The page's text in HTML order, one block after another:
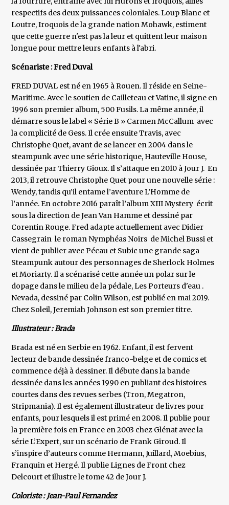
respectifs des deux puissances coloniales. Loup Blanc et
Loutre, Iroquois de la grande nation Mohawk, estiment
que cette guerre n'est pas la leur et quittent leur maison
longue pour mettre leurs enfants à l'abri.
Scénariste : Fred Duval
FRED DUVAL est né en 1965 à Rouen. Il réside en Seine-
Maritime. Avec le soutien de Cailleteau et Vatine, il signe en
1996 son premier album, 500 Fusils. La même année, il
démarre sous le label « Série B » Carmen McCallum avec
la complicité de Gess. Il crée ensuite Travis, avec
Christophe Quet, avant de se lancer en 2004 dans le
steampunk avec une série historique, Hauteville House,
dessinée par Thierry Gioux. Il s’attaque en 2010 à Jour J. En
2013, il retrouve Christophe Quet pour une nouvelle série :
Wendy, tandis qu’il entame l’aventure L’Homme de
l’année. En octobre 2016 paraît l’album XIII Mystery écrit
sous la direction de Jean Van Hamme et dessiné par
Corentin Rouge. Fred adapte actuellement avec Didier
Cassegrain le roman Nymphéas Noirs de Michel Bussi et
vient de publier avec Pécau et Subic une grande saga
Steampunk autour des personnages de Sherlock Holmes
et Moriarty. Il a scénarisé cette année un polar sur le
dopage dans le milieu de la pédale, Les Porteurs d'eau .
Nevada, dessiné par Colin Wilson, est publié en mai 2019.
Chez Soleil, Jeremiah Johnson est son premier titre.
Illustrateur : Brada
Brada est né en Serbie en 1962. Enfant, il est fervent
lecteur de bande dessinée franco-belge et de comics et
commence déjà à dessiner. Il débute dans la bande
dessinée dans les années 1990 en publiant des histoires
courtes dans des revues serbes (Tron, Megatron,
Stripmania). Il est également illustrateur de livres pour
enfants, pour lesquels il est primé en 2008. Il publie pour
la première fois en France en 2003 chez Glénat avec la
série L’Expert, sur un scénario de Frank Giroud. Il
s’inspire d’auteurs comme Hermann, Juillard, Moebius,
Franquin et Hergé. Il publie Lignes de Front chez
Delcourt et illustre le tome 42 de Jour J.
Coloriste : Jean-Paul Fernandez